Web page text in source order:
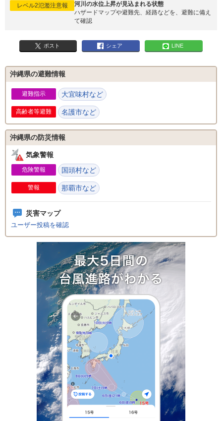
レベル2氾濫注意報
河川の水位上昇が見込まれる状態
ハザードマップや避難先、経路などを、避難に備え
て確認
ポスト シェア LINE
沖縄県の避難情報
避難指示 大宜味村など
高齢者等避難 名護市など
沖縄県の防災情報
気象警報
危険警報 国頭村など
警報 那覇市など
災害マップ
ユーザー投稿を確認